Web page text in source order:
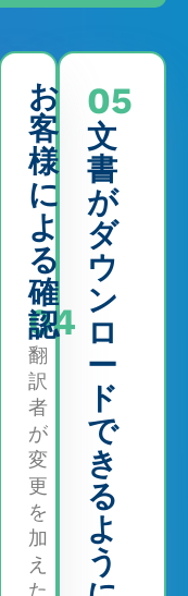
04
お
客
様
に
よ
る
確
認
翻
訳
者
が
変
更
を
加
え
た
05
文
書
が
ダ
ウ
ン
ロ
ー
ド
で
き
る
よ
う